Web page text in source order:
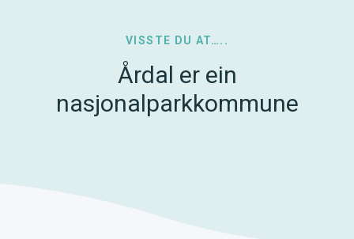
VISSTE DU AT…..
Årdal er ein
nasjonalparkkommune